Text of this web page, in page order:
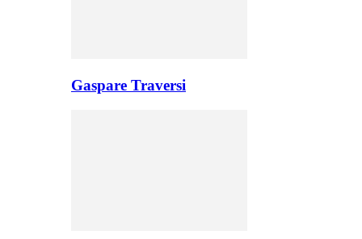
Gaspare Traversi